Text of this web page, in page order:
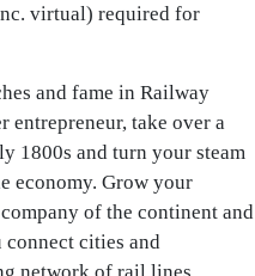
virtual) required for
and fame in Railway
entrepreneur, take over a
1800s and turn your steam
economy. Grow your
of the continent and
cities and